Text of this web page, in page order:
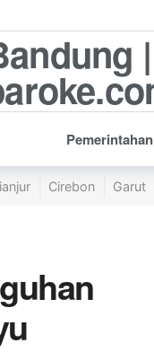
Pemerintahan
Cirebon Garut